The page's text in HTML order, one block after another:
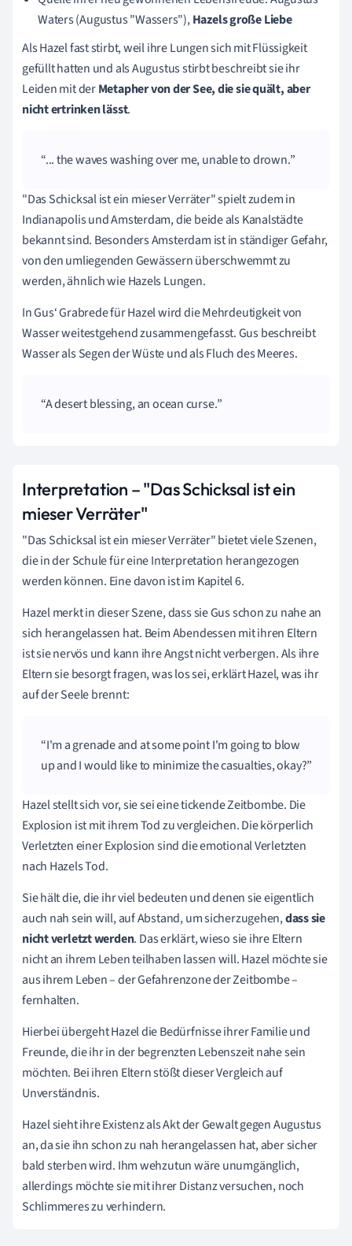
Waters (Augustus "Wassers"),Hazels große Liebe
Als Hazel fast stirbt, weil ihre Lungen sich mit Flüssigkeit
gefüllt hatten und als Augustus stirbt beschreibt sie ihr
Leiden mit derMetapher von der See, die sie quält, aber
nicht ertrinken lässt.
... the waves washing over me, unable to drown.
"Das Schicksal ist ein mieser Verräter" spielt zudem in
Indianapolis und Amsterdam, die beide als Kanalstädte
bekannt sind. Besonders Amsterdam ist in ständiger Gefahr,
von den umliegenden Gewässern überschwemmt zu
werden, ähnlich wie Hazels Lungen.
In Gus‘ Grabrede für Hazel wird die Mehrdeutigkeit von
Wasser weitestgehend zusammengefasst. Gus beschreibt
Wasser als Segen der Wüste und als Fluch des Meeres.
A desert blessing, an ocean curse.
Interpretation – "Das Schicksal ist ein
mieser Verräter"
"Das Schicksal ist ein mieser Verräter" bietet viele Szenen,
die in der Schule für eine Interpretation herangezogen
werden können. Eine davon ist im Kapitel 6.
Hazel merkt in dieser Szene, dass sie Gus schon zu nahe an
sich herangelassen hat. Beim Abendessen mit ihren Eltern
ist sie nervös und kann ihre Angst nicht verbergen. Als ihre
Eltern sie besorgt fragen, was los sei, erklärt Hazel, was ihr
auf der Seele brennt:
I'm a grenade and at some point I'm going to blow
up and I would like to minimize the casualties, okay?
Hazel stellt sich vor, sie sei eine tickende Zeitbombe. Die
Explosion ist mit ihrem Tod zu vergleichen. Die körperlich
Verletzten einer Explosion sind die emotional Verletzten
nach Hazels Tod.
Sie hält die, die ihr viel bedeuten und denen sie eigentlich
auch nah sein will, auf Abstand, um sicherzugehen,dass sie
nicht verletzt werden. Das erklärt, wieso sie ihre Eltern
nicht an ihrem Leben teilhaben lassen will. Hazel möchte sie
aus ihrem Leben – der Gefahrenzone der Zeitbombe –
fernhalten.
Hierbei übergeht Hazel die Bedürfnisse ihrer Familie und
Freunde, die ihr in der begrenzten Lebenszeit nahe sein
möchten. Bei ihren Eltern stößt dieser Vergleich auf
Unverständnis.
Hazel sieht ihre Existenz als Akt der Gewalt gegen Augustus
an, da sie ihn schon zu nah herangelassen hat, aber sicher
bald sterben wird. Ihm wehzutun wäre unumgänglich,
allerdings möchte sie mit ihrer Distanz versuchen, noch
Schlimmeres zu verhindern.